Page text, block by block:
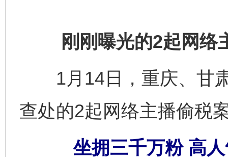
刚刚曝光的2起网络主
1月14日，重庆、甘肃
查处的2起网络主播偷税
坐拥三千万粉 高